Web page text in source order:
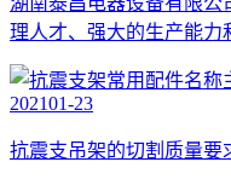
理人才、强大的生产能
202101-23
抗震支吊架的切割质量要